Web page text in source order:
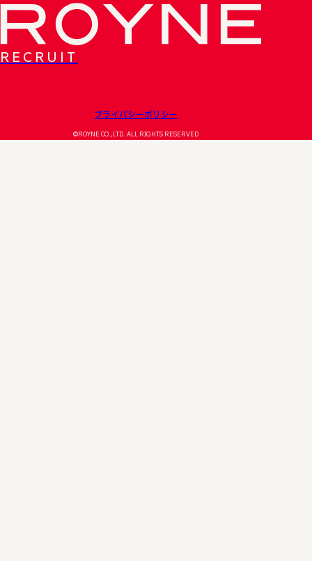
RECRUIT
プライバシーポリシー
©ROYNE CO.,LTD. ALL RIGHTS RESERVED